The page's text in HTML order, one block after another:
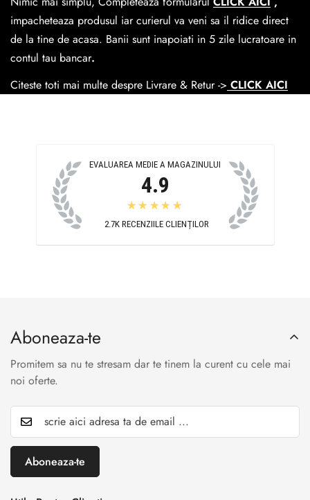
Easybox-ul Emag.
Cosul de livrareeste 15 lei pentru o comanda mai mica de
390 lei si Gratuit pentru o comanda de peste 390 lei.
impacheteaza produsul iar curierul va veni sa il ridice direct
de la tine de acasa. Banii sunt inapoiati in 5 zile lucratoare in
contul tau bancar.
Citeste toti mai multe despre Livrare & Retur -> CLICK AICI
EVALUAREA MEDIE A MAGAZINULUI
4.9
★★★★★
2.7K RECENZIILE CLIENȚILOR
Aboneaza-te
Promitem sa nu te stresam dar te tinem la curent cu cele mai
noi oferte.
Aboneaza-te